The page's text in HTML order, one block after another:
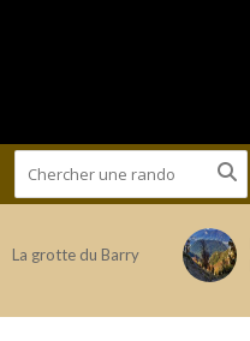
La grotte du Barry